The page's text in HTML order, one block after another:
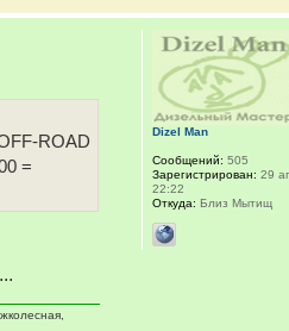
ROAD
=
Dizel Man
Сообщений: 505
Зарегистрирован: 29
22:22
Откуда: Близ Мытищ